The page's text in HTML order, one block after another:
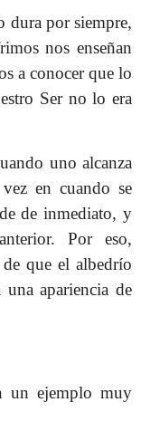
dura por siempre,
nos enseñan
a conocer que lo
Ser no lo era
uno alcanza
en cuando se
de inmediato, y
Por eso,
que el albedrío
apariencia de
un ejemplo muy